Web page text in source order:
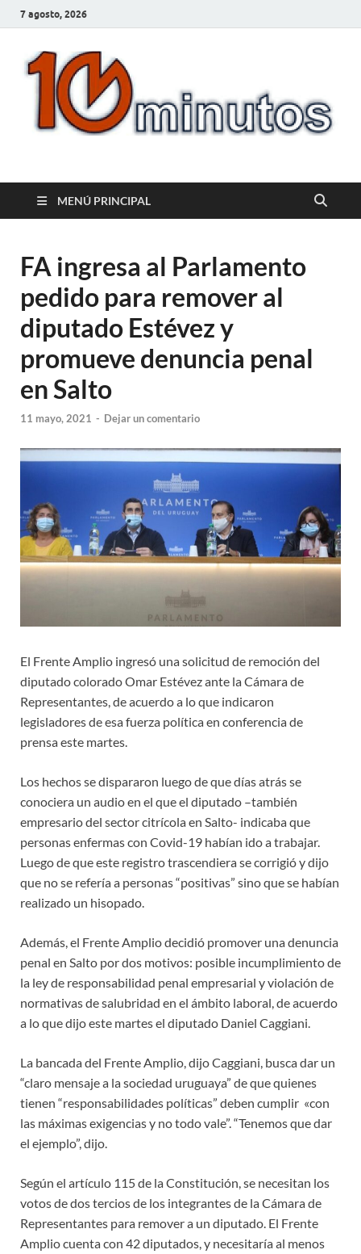
7 agosto, 2026
10minutos.com.uy
MENÚ PRINCIPAL
FA ingresa al Parlamento
pedido para remover al
diputado Estévez y
promueve denuncia penal
en Salto
11 mayo, 2021 - Dejar un comentario
El Frente Amplio ingresó una solicitud de remoción del
diputado colorado Omar Estévez ante la Cámara de
Representantes, de acuerdo a lo que indicaron
legisladores de esa fuerza política en conferencia de
prensa este martes.
Los hechos se dispararon luego de que días atrás se
conociera un audio en el que el diputado –también
empresario del sector citrícola en Salto- indicaba que
personas enfermas con Covid-19 habían ido a trabajar.
Luego de que este registro trascendiera se corrigió y dijo
que no se refería a personas “positivas” sino que se habían
realizado un hisopado.
Además, el Frente Amplio decidió promover una denuncia
penal en Salto por dos motivos: posible incumplimiento de
la ley de responsabilidad penal empresarial y violación de
normativas de salubridad en el ámbito laboral, de acuerdo
a lo que dijo este martes el diputado Daniel Caggiani.
La bancada del Frente Amplio, dijo Caggiani, busca dar un
“claro mensaje a la sociedad uruguaya” de que quienes
tienen “responsabilidades políticas” deben cumplir «con
las máximas exigencias y no todo vale”. “Tenemos que dar
el ejemplo”, dijo.
Según el artículo 115 de la Constitución, se necesitan los
votos de dos tercios de los integrantes de la Cámara de
Representantes para remover a un diputado. El Frente
Amplio cuenta con 42 diputados, y necesitaría al menos